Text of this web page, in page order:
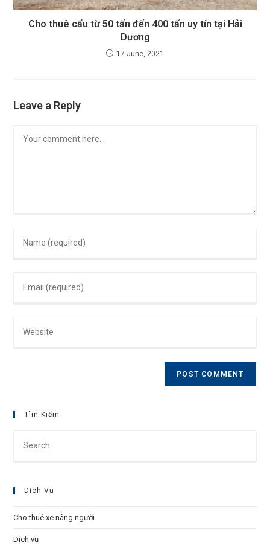
Cho thuê cẩu từ 50 tấn đến 400 tấn uy tín tại Hải
Dương
17 June, 2021
Leave a Reply
username
Tìm Kiếm
Dịch Vụ
Cho thuê xe nâng người
Dịch vụ